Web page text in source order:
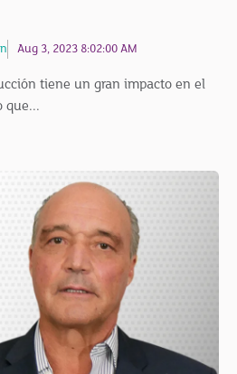
Aug 3, 2023 8:02:00 AM
tiene un gran impacto en el
que...